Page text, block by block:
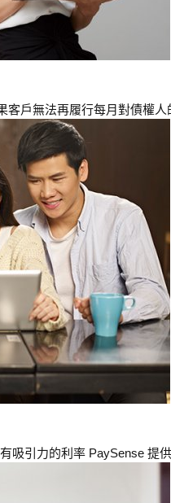
戶無法再履行每月對債權
吸引力的利率 PaySense